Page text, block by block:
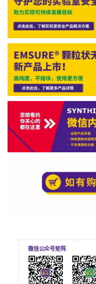
微信公众号矩阵